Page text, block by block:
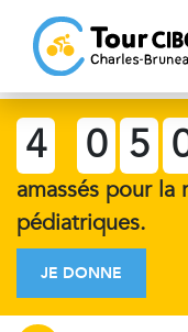
4 0 5
amassés pour la
pédiatriques.
JE DONNE